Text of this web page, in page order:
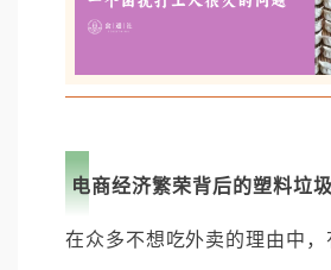
电商经济繁荣背后的塑料垃圾
在众多不想吃外卖的理由中